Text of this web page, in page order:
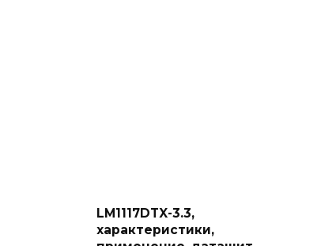
LM1117DTX-3.3,
характеристики,